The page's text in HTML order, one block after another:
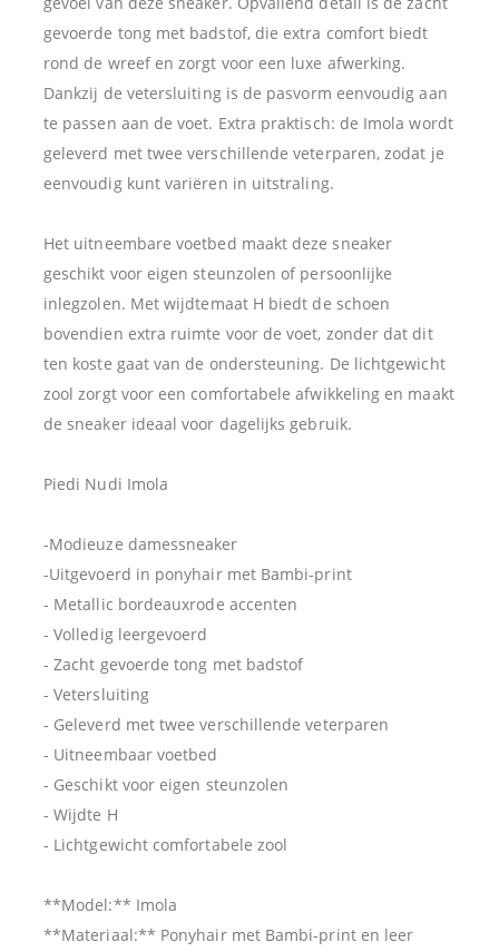
gevoerde tong met badstof, die extra comfort biedt
rond de wreef en zorgt voor een luxe afwerking.
Dankzij de vetersluiting is de pasvorm eenvoudig aan
te passen aan de voet. Extra praktisch: de Imola wordt
geleverd met twee verschillende veterparen, zodat je
eenvoudig kunt variëren in uitstraling.
Het uitneembare voetbed maakt deze sneaker
geschikt voor eigen steunzolen of persoonlijke
inlegzolen. Met wijdtemaat H biedt de schoen
bovendien extra ruimte voor de voet, zonder dat dit
ten koste gaat van de ondersteuning. De lichtgewicht
zool zorgt voor een comfortabele afwikkeling en maakt
de sneaker ideaal voor dagelijks gebruik.
Piedi Nudi Imola
-Modieuze damessneaker
-Uitgevoerd in ponyhair met Bambi-print
- Metallic bordeauxrode accenten
- Volledig leergevoerd
- Zacht gevoerde tong met badstof
- Vetersluiting
- Geleverd met twee verschillende veterparen
- Uitneembaar voetbed
- Geschikt voor eigen steunzolen
- Wijdte H
- Lichtgewicht comfortabele zool
**Model:** Imola
**Materiaal:** Ponyhair met Bambi-print en leer